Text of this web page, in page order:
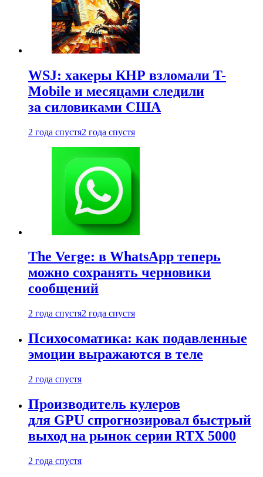
WSJ: хакеры КНР взломали T-
Mobile и месяцами следили
за силовиками США
2 года спустя2 года спустя
The Verge: в WhatsApp теперь
можно сохранять черновики
сообщений
2 года спустя2 года спустя
Психосоматика: как подавленные
эмоции выражаются в теле
2 года спустя
Производитель кулеров
для GPU спрогнозировал быстрый
выход на рынок серии RTX 5000
2 года спустя